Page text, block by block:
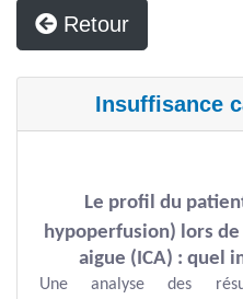
Retour
Insuffisance
Le profil du
hypoperfusion) lors
aigue (ICA) : quel
Une analyse des